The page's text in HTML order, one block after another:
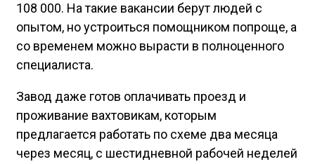
108 000. На такие вакансии берут людей с
опытом, но устроиться помощником попроще, а
со временем можно вырасти в полноценного
специалиста.
Завод даже готов оплачивать проезд и
проживание вахтовикам, которым
предлагается работать по схеме два месяца
через месяц, с шестидневной рабочей неделей